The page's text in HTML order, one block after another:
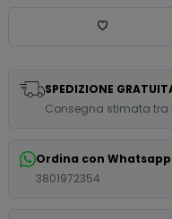
SPEDIZIONE
Consegna stimata tra
Ordina con Whatsapp
3801972354